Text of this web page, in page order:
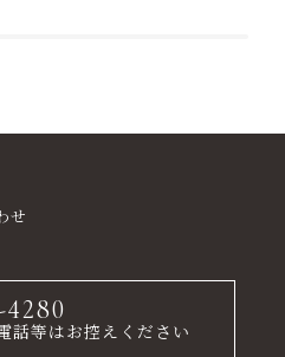
せ
等はお控えください